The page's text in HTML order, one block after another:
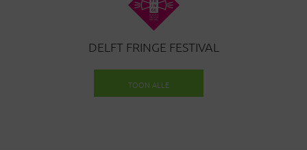
DELFT FRINGE FESTIVAL
TOON ALLE